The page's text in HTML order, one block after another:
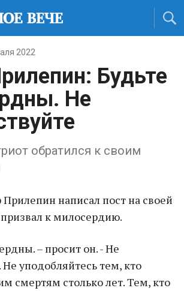
2022
Будьте
Не
обратился к своим
Прилепин написал пост на своей
призвал к милосердию.
– просит он. - Не
Не уподобляйтесь тем, кто
смертям столько лет. Тем, кто